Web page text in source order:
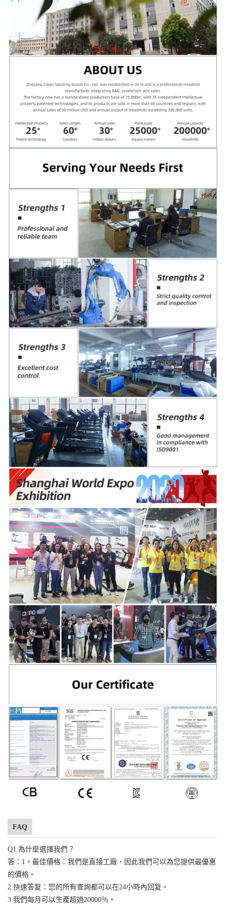
FAQ
Q1.為什麼選擇我們？
答：1。最佳價格：我們是直接工廠，因此我們可以為您提供最優惠
的價格。
2.快速答复：您的所有查詢都可以在24小時內回复。
3.我們每月可以生產超過20000％。